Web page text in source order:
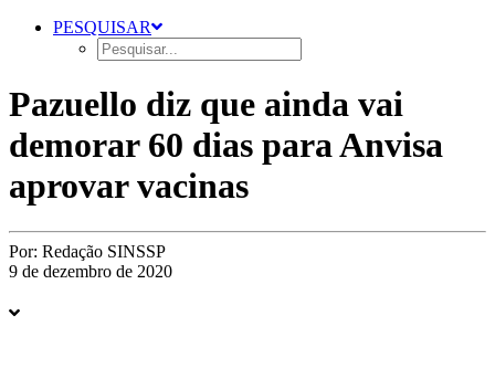
PESQUISAR
Pazuello diz que ainda vai
demorar 60 dias para Anvisa
aprovar vacinas
Por: Redação SINSSP
9 de dezembro de 2020